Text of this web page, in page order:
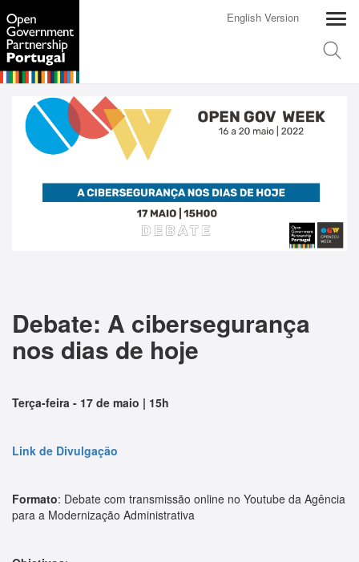
English Version
Debate: A cibersegurança
nos dias de hoje
Terça-feira - 17 de maio | 15h
Link de Divulgação
Formato: Debate com transmissão online no Youtube da Agência
para a Modernização Administrativa